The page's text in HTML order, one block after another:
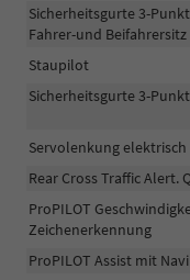
Sicherheitsgurte 3-
Fahrer-und Beifahrersitz
Staupilot
Sicherheitsgurte 3-
Servolenkung elektrisch
Rear Cross Traffic
ProPILOT
Zeichenerkennung
ProPILOT Assist mit